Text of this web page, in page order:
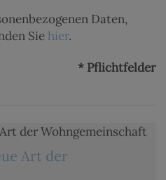
Daten,
Sie hier.
* Pflichtfelder
Art der